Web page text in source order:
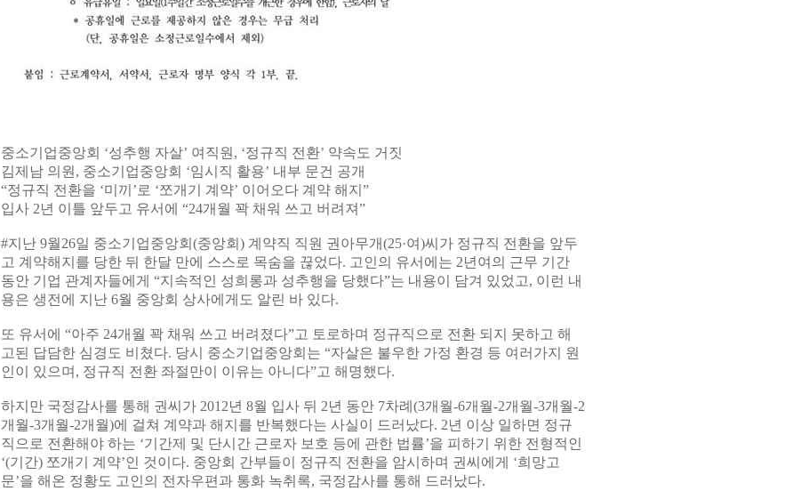
중소기업중앙회 ‘성추행 자살’ 여직원, ‘정규직 전환’ 약속도 거짓
김제남 의원, 중소기업중앙회 ‘임시직 활용’ 내부 문건 공개
“정규직 전환을 ‘미끼’로 ‘쪼개기 계약’ 이어오다 계약 해지”
입사 2년 이틀 앞두고 유서에 “24개월 꽉 채워 쓰고 버려져”
#지난 9월26일 중소기업중앙회(중앙회) 계약직 직원 권아무개(25·여)씨가 정규직 전환을 앞두
고 계약해지를 당한 뒤 한달 만에 스스로 목숨을 끊었다. 고인의 유서에는 2년여의 근무 기간
동안 기업 관계자들에게 “지속적인 성희롱과 성추행을 당했다”는 내용이 담겨 있었고, 이런 내
용은 생전에 지난 6월 중앙회 상사에게도 알린 바 있다.
또 유서에 “아주 24개월 꽉 채워 쓰고 버려졌다”고 토로하며 정규직으로 전환 되지 못하고 해
고된 답담한 심경도 비쳤다. 당시 중소기업중앙회는 “자살은 불우한 가정 환경 등 여러가지 원
인이 있으며, 정규직 전환 좌절만이 이유는 아니다”고 해명했다.
하지만 국정감사를 통해 권씨가 2012년 8월 입사 뒤 2년 동안 7차례(3개월-6개월-2개월-3개월-2
개월-3개월-2개월)에 걸쳐 계약과 해지를 반복했다는 사실이 드러났다. 2년 이상 일하면 정규
직으로 전환해야 하는 ‘기간제 및 단시간 근로자 보호 등에 관한 법률’을 피하기 위한 전형적인
‘(기간) 쪼개기 계약’인 것이다. 중앙회 간부들이 정규직 전환을 암시하며 권씨에게 ‘희망고
문’을 해온 정황도 고인의 전자우편과 통화 녹취록, 국정감사를 통해 드러났다.